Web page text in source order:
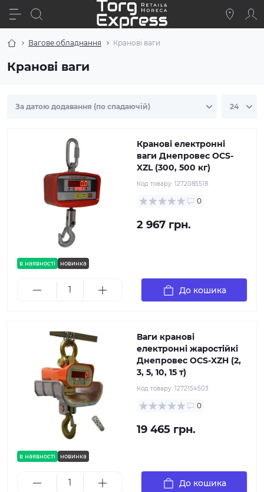
Вагове обладнання Кранові ваги
Кранові ваги
в наявності новинка
Кранові електронні
ваги Днепровес OCS-
XZL (300, 500 кг)
Код товару: 1272085518
0
2 967 грн.
До кошика
в наявності новинка
Ваги кранові
електронні жаростійкі
Днепровес OCS-XZH (2,
3, 5, 10, 15 т)
Код товару: 1272154503
0
19 465 грн.
До кошика